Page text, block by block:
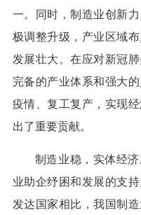
一。同时，制造业创新
极调整升级，产业区域
发展壮大。在应对新冠
完备的产业体系和强大
疫情、复工复产，实现
出了重要贡献。
制造业稳，实体经
业助企纾困和发展的支
发达国家相比，我国制